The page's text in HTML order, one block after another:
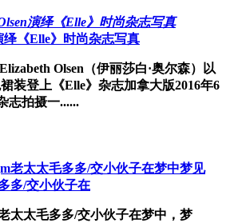
绎《Elle》时尚杂志写真
Olsen（伊丽莎白·奥尔森）以
装登上《Elle》杂志加拿大版2016年6
志拍摄一......
多/交小伙子在
太太毛多多/交小伙子在梦中，梦